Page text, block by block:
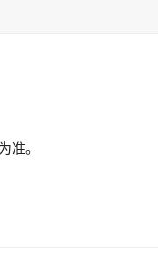
准。